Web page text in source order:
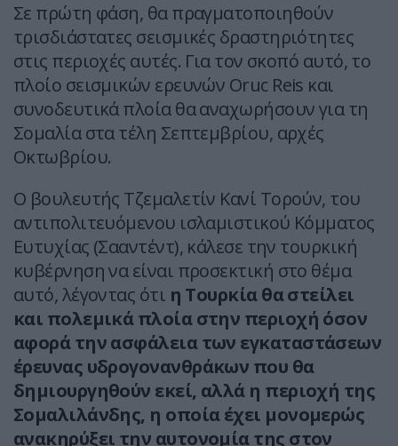
Σε πρώτη φάση, θα πραγματοποιηθούν
τρισδιάστατες σεισμικές δραστηριότητες
στις περιοχές αυτές. Για τον σκοπό αυτό, το
πλοίο σεισμικών ερευνών Oruc Reis και
συνοδευτικά πλοία θα αναχωρήσουν για τη
Σομαλία στα τέλη Σεπτεμβρίου, αρχές
Οκτωβρίου.
Ο βουλευτής Τζεμαλετίν Κανί Τορούν, του
αντιπολιτευόμενου ισλαμιστικού Κόμματος
Ευτυχίας (Σααντέντ), κάλεσε την τουρκική
κυβέρνηση να είναι προσεκτική στο θέμα
αυτό, λέγοντας ότι η Τουρκία θα στείλει
και πολεμικά πλοία στην περιοχή όσον
αφορά την ασφάλεια των εγκαταστάσεων
έρευνας υδρογονανθράκων που θα
δημιουργηθούν εκεί, αλλά η περιοχή της
Σομαλιλάνδης, η οποία έχει μονομερώς
ανακηρύξει την αυτονομία της στον